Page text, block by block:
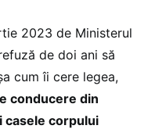
2023 de Ministerul
de doi ani să
cum îi cere legea,
conducere din
casele corpului